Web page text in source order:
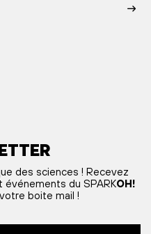
des sciences ! Recevez
du SPARKOH!
boite mail !